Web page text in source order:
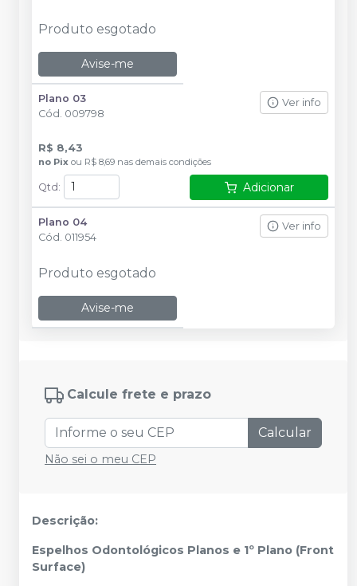
Produto esgotado
Avise-me
Plano 03
Cód. 009798
Ver info
R$ 8,43
no Pix ou R$ 8,69 nas demais condições
Qtd : Adicionar
Plano 04
Cód. 011954
Ver info
Produto esgotado
Avise-me
Calcule frete e prazo
Calcular
Não sei o meu CEP
Descrição:
Espelhos Odontológicos Planos e 1º Plano (Front
Surface)